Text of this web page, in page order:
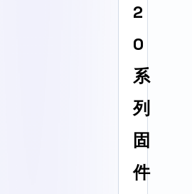
2
0
系
列
固
件